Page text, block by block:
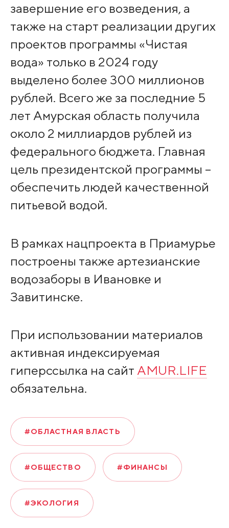
завершение его возведения, а
также на старт реализации других
проектов программы «Чистая
вода» только в 2024 году
выделено более 300 миллионов
рублей. Всего же за последние 5
лет Амурская область получила
около 2 миллиардов рублей из
федерального бюджета. Главная
цель президентской программы –
обеспечить людей качественной
питьевой водой.
В рамках нацпроекта в Приамурье
построены также артезианские
водозаборы в Ивановке и
Завитинске.
При использовании материалов
активная индексируемая
гиперссылка на сайт AMUR.LIFE
обязательна.
#ОБЛАСТНАЯ ВЛАСТЬ
#ОБЩЕСТВО #ФИНАНСЫ
#ЭКОЛОГИЯ